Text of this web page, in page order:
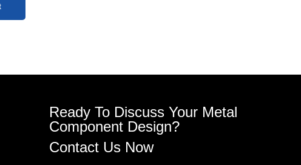
Ready To Discuss Your Metal
Component Design?
Contact Us Now